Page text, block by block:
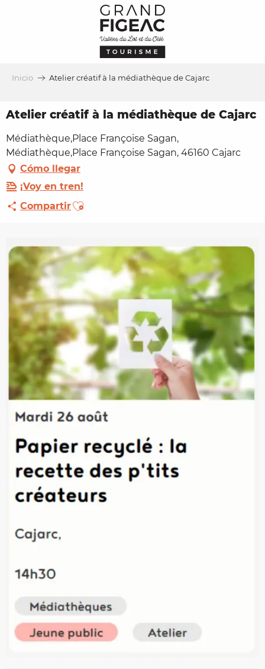
Inicio Atelier créatif à la médiathèque de Cajarc
Atelier créatif à la médiathèque de Cajarc
Médiathèque,Place Françoise Sagan,
Médiathèque,Place Françoise Sagan, 46160 Cajarc
Cómo llegar
¡Voy en tren!
CompartirAjouter aux favoris